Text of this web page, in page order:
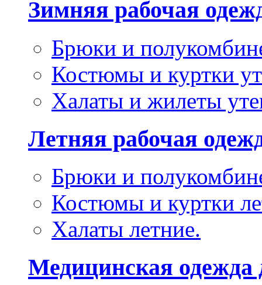
Зимняя рабочая
Брюки и
Костюмы и куртки
Халаты и жилеты
Летняя рабочая
Брюки и
Костюмы и куртки
Халаты летние.
Медицинская